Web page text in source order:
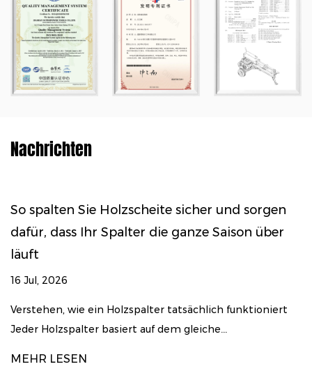
Nachrichten
spalten Sie Holzscheite sicher und sorgen
dass Ihr Spalter die ganze Saison über
Jul, 2026
wie ein Holzspalter tatsächlich funktioniert
Holzspalter basiert auf dem gleiche...
LESEN